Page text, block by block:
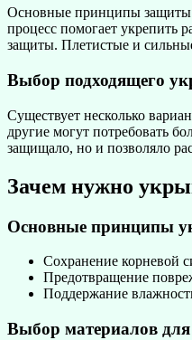
Основные принципы защиты
процесс помогает укрепить
защиты. Плетистые и
Выбор подходящего
Существует несколько
другие могут потребовать
защищало, но и позволяло
Зачем нужно
Основные принципы
Сохранение корневой
Предотвращение
Поддержание
Выбор материалов